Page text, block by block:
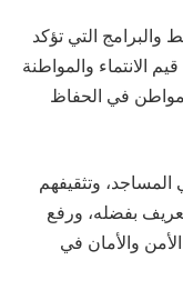
التي تؤكد
الانتماء والمواطنة
في الحفاظ
المساجد، وتثقيفهم
بفضله، ورفع
والأمان في